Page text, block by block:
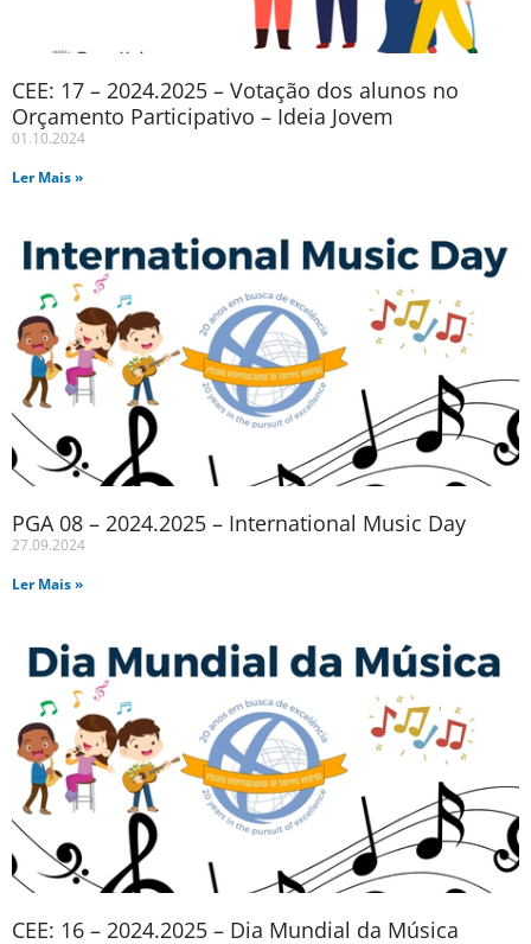
CEE: 17 – 2024.2025 – Votação dos alunos no
Orçamento Participativo – Ideia Jovem
01.10.2024
Ler Mais »
PGA 08 – 2024.2025 – International Music Day
27.09.2024
Ler Mais »
CEE: 16 – 2024.2025 – Dia Mundial da Música